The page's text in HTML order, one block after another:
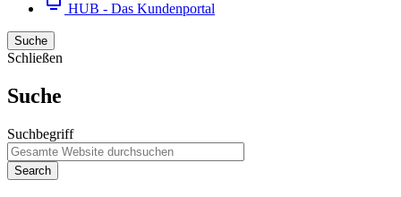
HUB - Das Kundenportal
Suche
Schließen
Suche
Suchbegriff